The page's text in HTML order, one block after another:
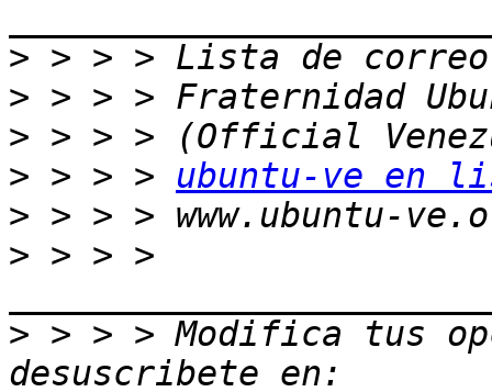
>
>
>
> > > > ubuntu-ve en
>
> > > >
> > > > Modifica tus